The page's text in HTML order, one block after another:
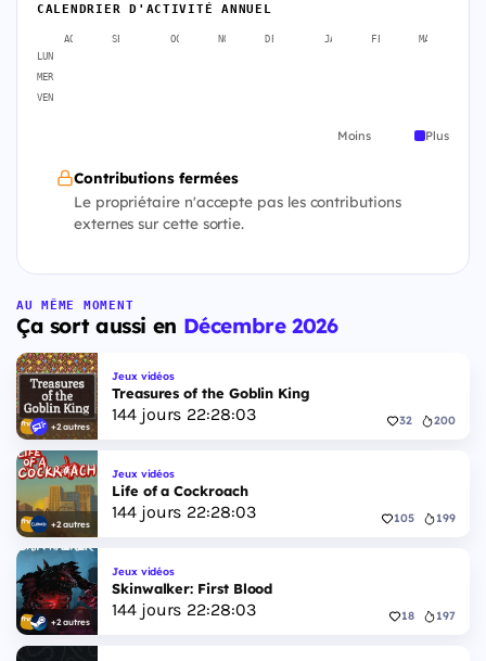
CALENDRIER D'ACTIVITÉ ANNUEL
AOÛT SEPT. OCT. NOV. DÉC. JANV. FÉVR. MARS
LUN
MER
VEN
Moins Plus
Contributions fermées
Le propriétaire n'accepte pas les contributions
externes sur cette sortie.
AU MÊME MOMENT
Ça sort aussi en Décembre 2026
+2 autres
Jeux vidéos
Treasures of the Goblin King
144jours 22:28:03 32 200
+2 autres
Jeux vidéos
Life of a Cockroach
144jours 22:28:03 105 199
+2 autres
Jeux vidéos
Skinwalker: First Blood
144jours 22:28:03 18 197